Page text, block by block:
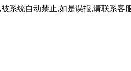
系统自动禁止,如是误报,请联系客